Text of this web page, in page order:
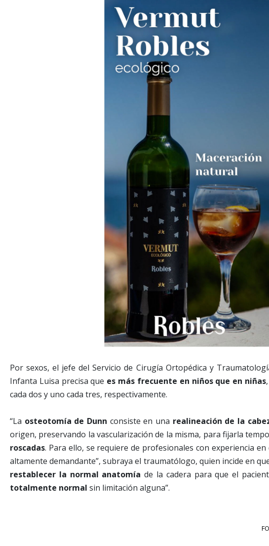
Por sexos, el jefe del Servicio de Cirugía Ortopédica y
Infanta Luisa precisa que es más frecuente en niños que en niñas
cada dos y uno cada tres, respectivamente.
“La osteotomía de Dunn consiste en una realineación de la
origen, preservando la vascularización de la misma, para fijarla
roscadas. Para ello, se requiere de profesionales con experiencia
altamente demandante”, subraya el traumatólogo, quien incide en
restablecer la normal anatomía de la cadera para que el
totalmente normal sin limitación alguna”.